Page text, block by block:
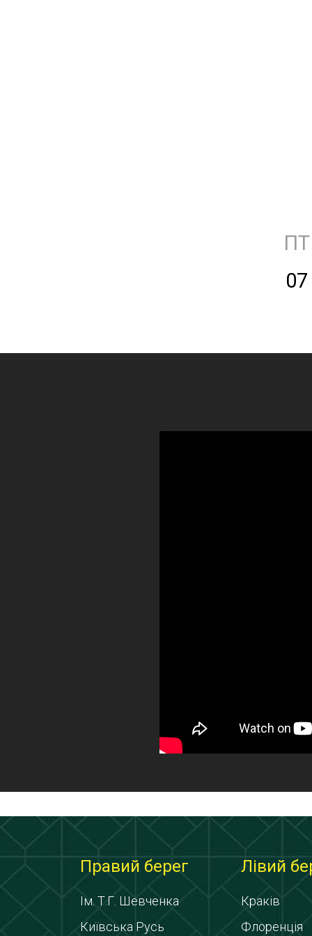
ПТ
07
Правий берег
Ім. Т.Г. Шевченка
Київська Русь
Лівий
Краків
Флоренція